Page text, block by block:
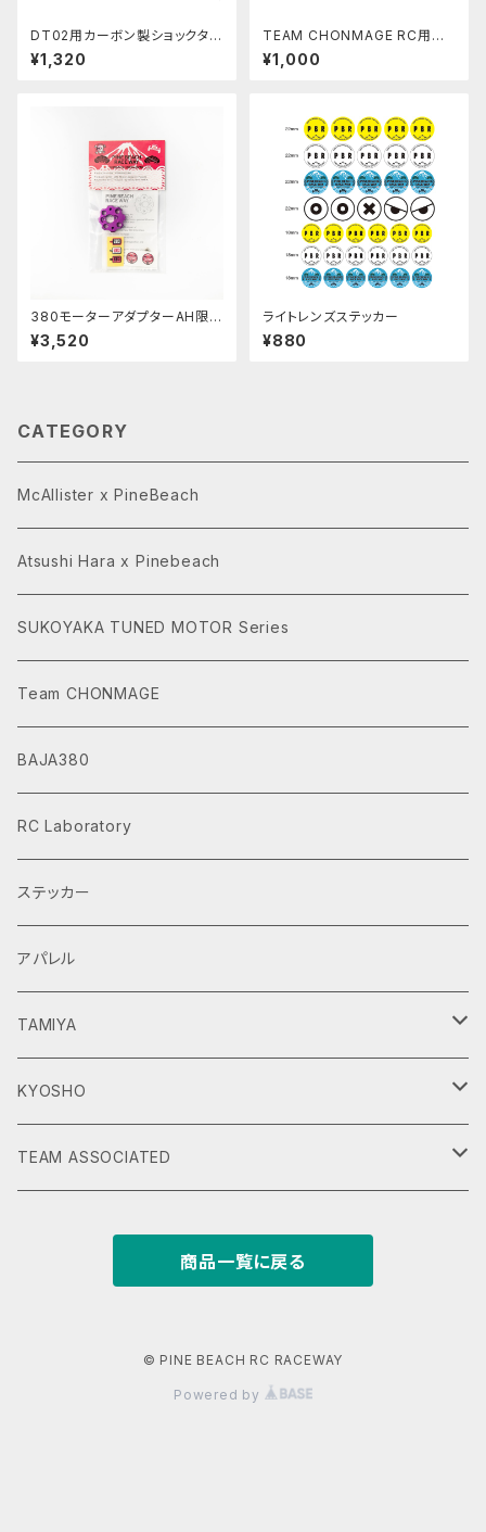
DT02用カーボン製ショックタワ
¥1,320
TEAM CHONMAGE RC用サ
ムライデカールBLACK & WIH
TE
¥1,000
380モーターアダプターAH限定
(DT02/03/04)ホーネットEVO
¥3,520
ライトレンズステッカー
¥880
CATEGORY
McAllister x PineBeach
Atsushi Hara x Pinebeach
SUKOYAKA TUNED MOTOR Series
Team CHONMAGE
BAJA380
RC Laboratory
ステッカー
アパレル
TAMIYA
DT-02
DT-03
KYOSHO
Scorpion
TEAM ASSOCIATED
RC10 CLASSIC VINTAGE SERIES
商品一覧に戻る
© PINE BEACH RC RACEWAY
Powered by